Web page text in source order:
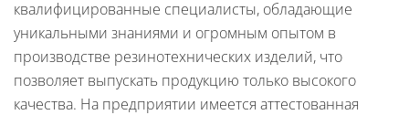
квалифицированные специалисты, обладающие
уникальными знаниями и огромным опытом в
производстве резинотехнических изделий, что
позволяет выпускать продукцию только высокого
качества. На предприятии имеется аттестованная